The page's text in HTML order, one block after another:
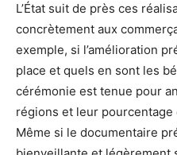
L’État suit de près ces
concrètement aux
exemple, si l’amélioration
place et quels en sont les
cérémonie est tenue pour
régions et leur
Même si le documentaire